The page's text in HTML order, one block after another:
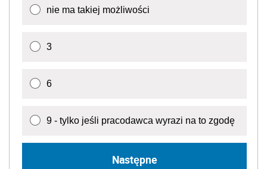
nie ma takiej możliwości
3
6
9 - tylko jeśli pracodawca wyrazi na to zgodę
Następne